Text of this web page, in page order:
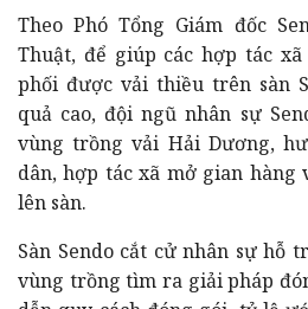
Theo Phó Tổng Giám đốc
Thuật, để giúp các hợp tác
phối được vải thiều trên sàn
quả cao, đội ngũ nhân sự
vùng trồng vải Hải Dương,
dân, hợp tác xã mở gian hàng
lên sàn.
Sàn Sendo cắt cử nhân sự hỗ
vùng trồng tìm ra giải pháp